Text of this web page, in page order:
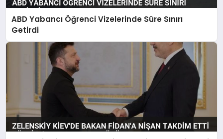
ABD Yabancı Öğrenci Vizelerinde Süre Sınırı
Getirdi